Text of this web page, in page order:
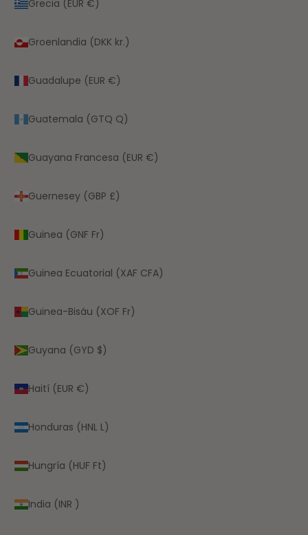
Grecia (EUR €)
Groenlandia (DKK kr.)
Guadalupe (EUR €)
Guatemala (GTQ Q)
Guayana Francesa (EUR €)
Guernesey (GBP £)
Guinea (GNF Fr)
Guinea Ecuatorial (XAF CFA)
Guinea-Bisáu (XOF Fr)
Guyana (GYD $)
Haití (EUR €)
Honduras (HNL L)
Hungría (HUF Ft)
India (INR ₹)